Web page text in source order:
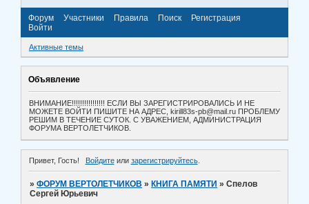
Форум Участники Правила Поиск
Регистрация
Войти
Активные темы
Объявление
ВНИМАНИЕ!!!!!!!!!!!!!!!! ЕСЛИ ВЫ ЗАРЕГИСТРИРОВАЛИСЬ И НЕ
МОЖЕТЕ ВОЙТИ ПИШИТЕ НА АДРЕС, kirill83s-pb@mail.ru ПРОБЛЕМУ
РЕШИМ В ТЕЧЕНИЕ СУТОК. С УВАЖЕНИЕМ, АДМИНИСТРАЦИЯ
ФОРУМА ВЕРТОЛЕТЧИКОВ.
Привет, Гость! Войдитеили зарегистрируйтесь.
»ФОРУМ ВЕРТОЛЕТЧИКОВ » КНИГА ПАМЯТИ »Спелов
Сергей Юрьевич